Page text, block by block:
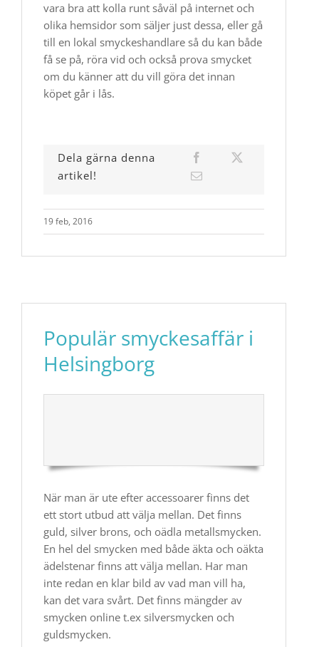
vara bra att kolla runt såväl på internet och
olika hemsidor som säljer just dessa, eller gå
till en lokal smyckeshandlare så du kan både
få se på, röra vid och också prova smycket
om du känner att du vill göra det innan
köpet går i lås.
Dela gärna denna
artikel!
19 feb, 2016
Populär smyckesaffär i
Helsingborg
När man är ute efter accessoarer finns det
ett stort utbud att välja mellan. Det finns
guld, silver brons, och oädla metallsmycken.
En hel del smycken med både äkta och oäkta
ädelstenar finns att välja mellan. Har man
inte redan en klar bild av vad man vill ha,
kan det vara svårt. Det finns mängder av
smycken online t.ex silversmycken och
guldsmycken.